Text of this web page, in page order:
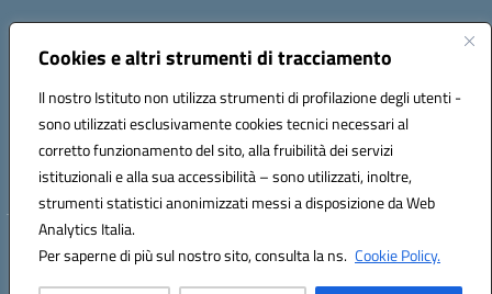
Cookies e altri strumenti di tracciamento
Il nostro Istituto non utilizza strumenti di profilazione degli utenti -
sono utilizzati esclusivamente cookies tecnici necessari al
corretto funzionamento del sito, alla fruibilità dei servizi
istituzionali e alla sua accessibilità – sono utilizzati, inoltre,
strumenti statistici anonimizzati messi a disposizione da Web
Analytics Italia.
Per saperne di più sul nostro sito, consulta la ns. Cookie Policy.
Indirizzo:
Centralino:+39 080 2446680 Email:baic882008@istruzione.it
Codice fiscale: 80023470729
Codice meccanografico:
BAIC882008
Codice unico di fatturazione (CUF): UFEUNT
Hosting & Powered by 3D Solution S.r.l.
Concept & Design by Designers Italia